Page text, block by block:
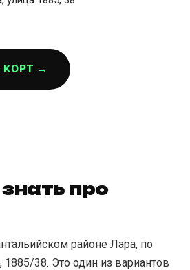
КОРТ →
про
районе Лара, по
38. Это один из вариантов